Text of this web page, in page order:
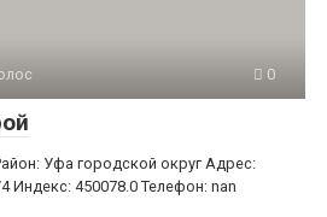
0
Уфа городской округ Адрес:
Индекс: 450078.0 Телефон: nan